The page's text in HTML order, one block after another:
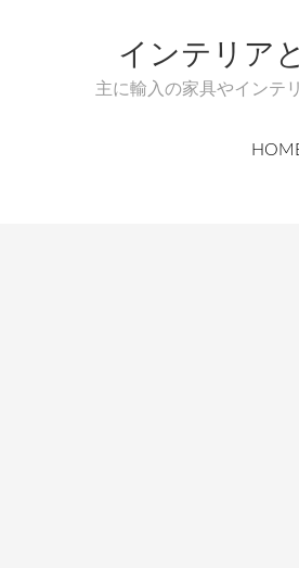
インテリア
主に輸入の家具やインテ